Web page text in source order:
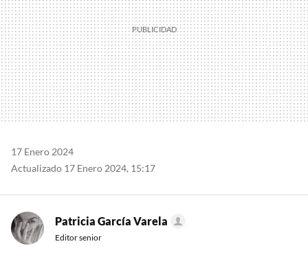
17 Enero 2024
Actualizado 17 Enero 2024, 15:17
Patricia García Varela
Editor senior